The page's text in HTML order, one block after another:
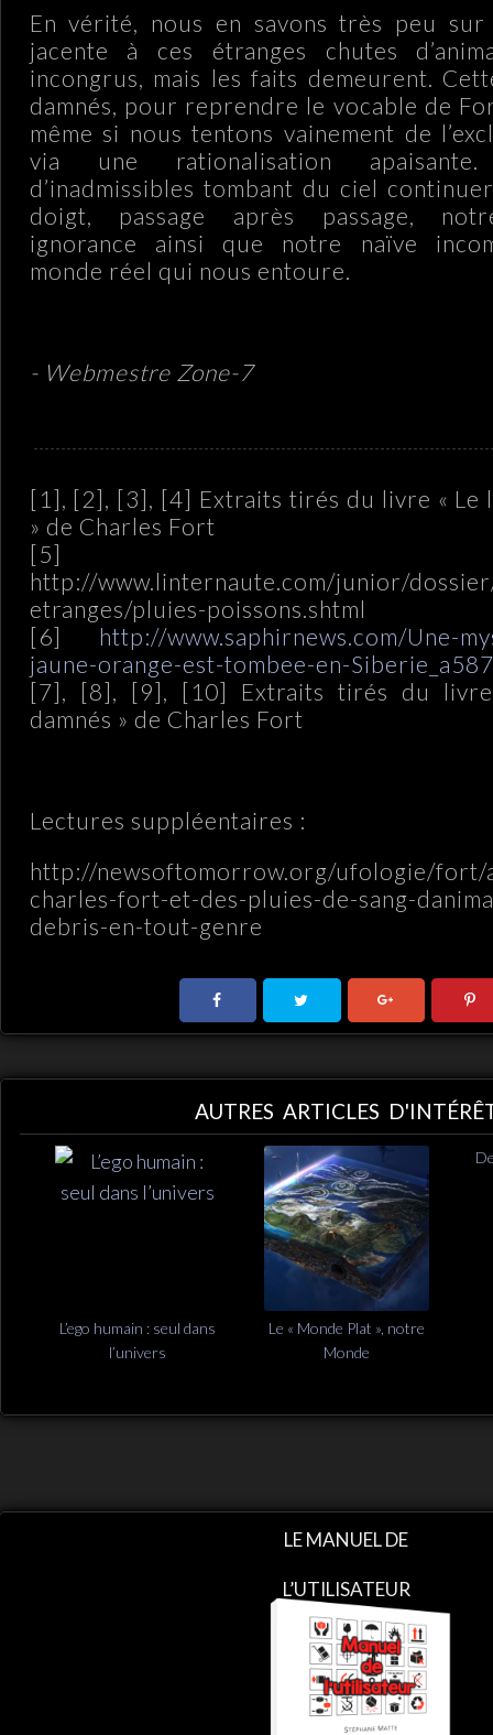
En vérité, nous en savons très peu
jacente à ces étranges chutes
incongrus, mais les faits demeurent.
damnés, pour reprendre le vocable de
même si nous tentons vainement de
via une rationalisation
d’inadmissibles tombant du ciel
doigt, passage après passage,
ignorance ainsi que notre naïve
monde réel qui nous entoure.
- Webmestre Zone-7
[1], [2], [3], [4] Extraits tirés du livre « Le
» de Charles Fort
[5]
http://www.linternaute.com/junior/
etranges/pluies-poissons.shtml
[6] http://www.saphirnews.com/Une-
jaune-orange-est-tombee-en-
[7], [8], [9], [10] Extraits tirés du
damnés » de Charles Fort
Lectures suppléentaires :
http://newsoftomorrow.org/ufologie/fort/
charles-fort-et-des-pluies-de-sang-
debris-en-tout-genre
AUTRES ARTICLES
L’ego humain : seul dans
l’univers
Le « Monde Plat », notre
Monde
LE MANUEL DE
L’UTILISATEUR